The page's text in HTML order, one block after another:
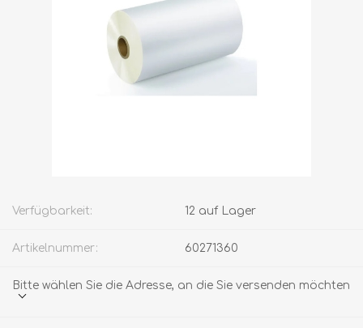
Verfügbarkeit: 12 auf Lager
Artikelnummer: 60271360
Bitte wählen Sie die Adresse, an die Sie versenden möchten